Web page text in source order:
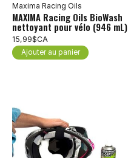
Maxima Racing Oils
MAXIMA Racing Oils BioWash
nettoyant pour vélo (946 mL)
15,99$CA
Ajouter au panier